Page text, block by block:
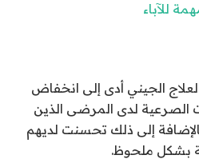
للآباء
الجيني أدى إلى انخفاض
الصرعية لدى المرضى الذين
إلى ذلك تحسنت لديهم
بشكل ملحوظ.